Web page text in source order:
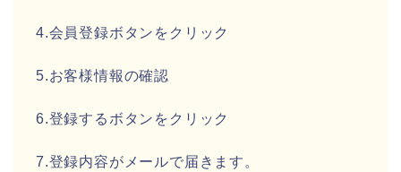
4.会員登録ボタンをクリック
5.お客様情報の確認
6.登録するボタンをクリック
7.登録内容がメールで届きます。